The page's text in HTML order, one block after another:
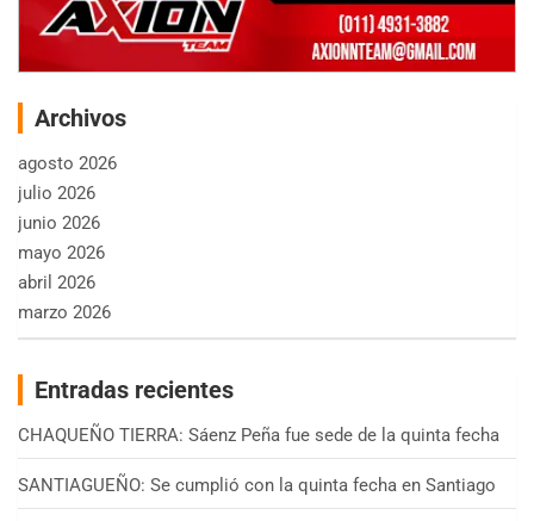
Archivos
agosto 2026
julio 2026
junio 2026
mayo 2026
abril 2026
marzo 2026
Entradas recientes
CHAQUEÑO TIERRA: Sáenz Peña fue sede de la quinta fecha
SANTIAGUEÑO: Se cumplió con la quinta fecha en Santiago